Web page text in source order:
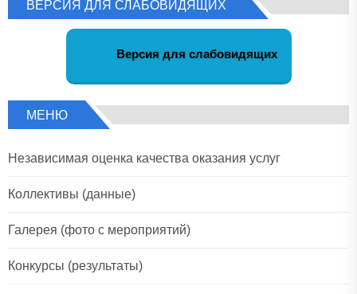
ВЕРСИЯ ДЛЯ СЛАБОВИДЯЩИХ
Версия для слабовидящих
МЕНЮ
Независимая оценка качества оказания услуг
Коллективы (данные)
Галерея (фото с мероприятий)
Конкурсы (результаты)